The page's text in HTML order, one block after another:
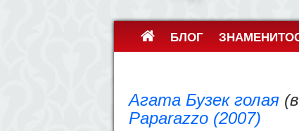
БЛОГ
Агата Бузек голая
Paparazzo (2007)